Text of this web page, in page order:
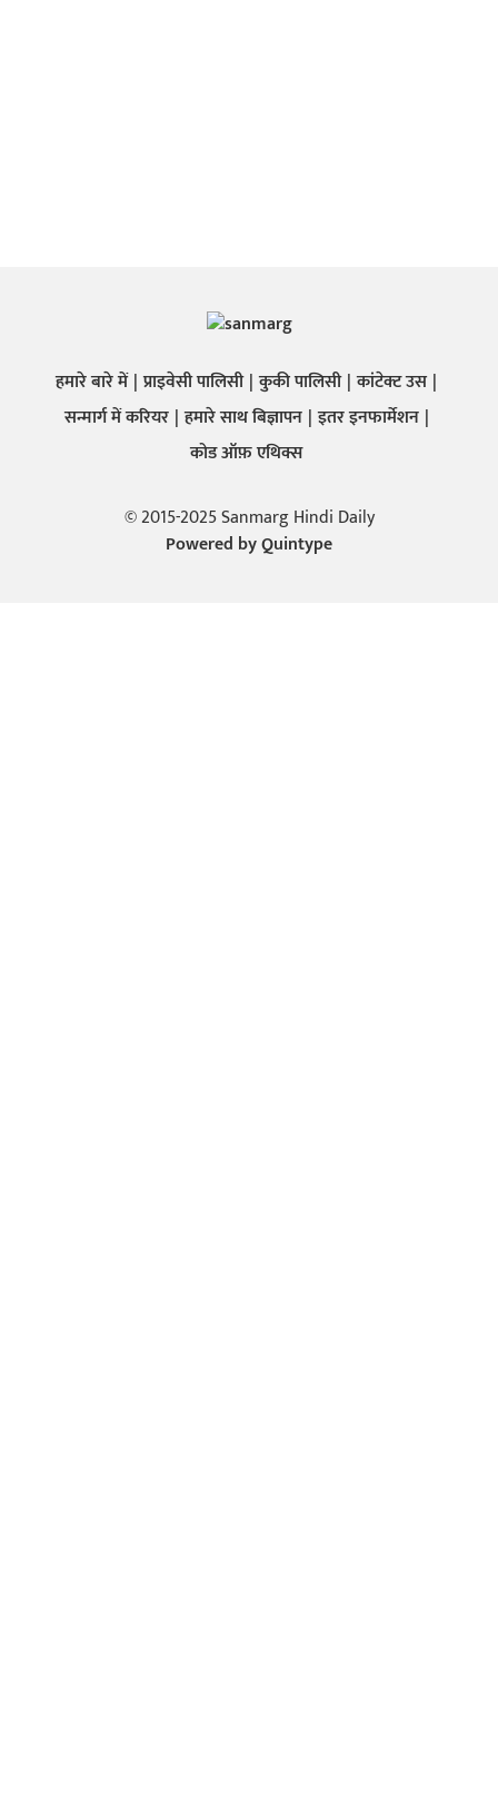
हमारे बारे में प्राइवेसी पालिसी कुकी पालिसी कांटेक्ट उस
सन्मार्ग में करियर हमारे साथ बिज्ञापन इतर इनफार्मेशन
कोड ऑफ़ एथिक्स
© 2015-2025 Sanmarg Hindi Daily
Powered byQuintype